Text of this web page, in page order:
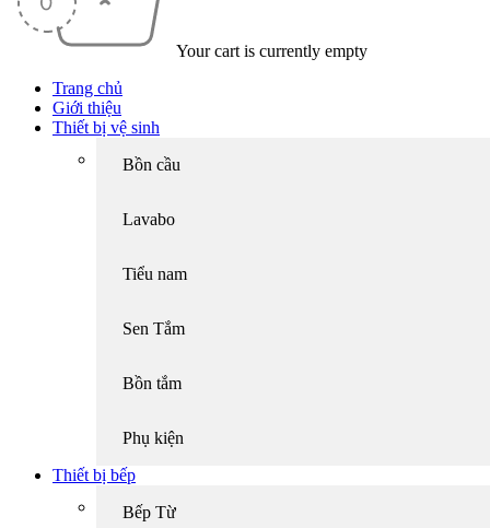
Your cart is currently empty
Trang chủ
Giới thiệu
Thiết bị vệ sinh
Bồn cầu
Lavabo
Tiểu nam
Sen Tắm
Bồn tắm
Phụ kiện
Thiết bị bếp
Bếp Từ